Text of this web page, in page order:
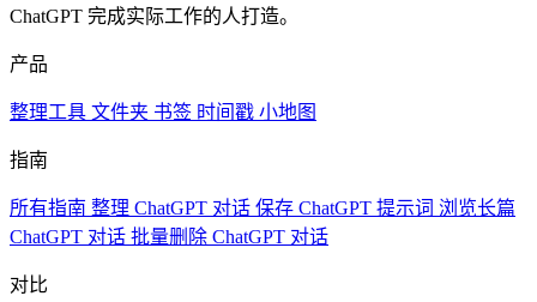
ChatGPT 完成实际工作的人打造。
产品
整理工具 文件夹 书签 时间戳 小地图
指南
所有指南 整理 ChatGPT 对话 保存 ChatGPT 提示词 浏览长篇
ChatGPT 对话 批量删除 ChatGPT 对话
对比